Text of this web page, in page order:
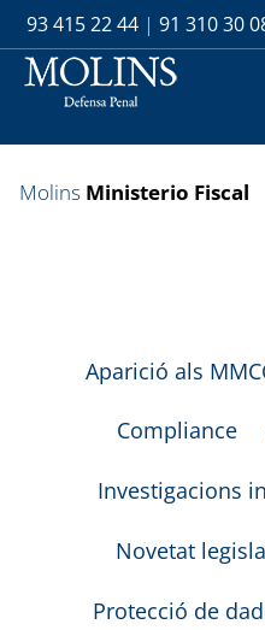
93 415 22 44 | 91 310 30
Molins Ministerio Fiscal
Aparició als
Compliance
Investigacions
Novetat
Protecció de